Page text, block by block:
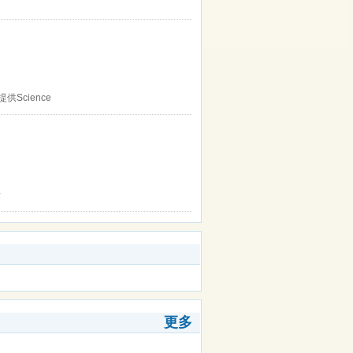
供Science
更多